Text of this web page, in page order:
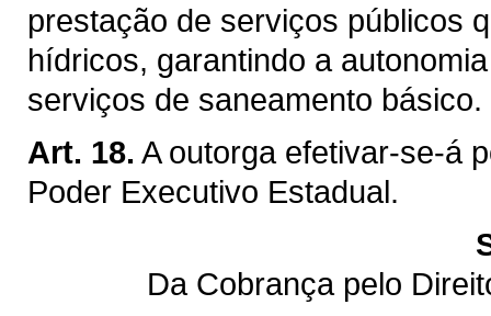
prestação de serviços públicos
hídricos, garantindo a
serviços de saneamento básico.
Art. 18. A outorga efetivar-se-á
Poder Executivo Estadual.
Da Cobrança pelo